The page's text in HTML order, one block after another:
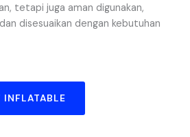
tetapi juga aman digunakan,
disesuaikan dengan kebutuhan
INFLATABLE